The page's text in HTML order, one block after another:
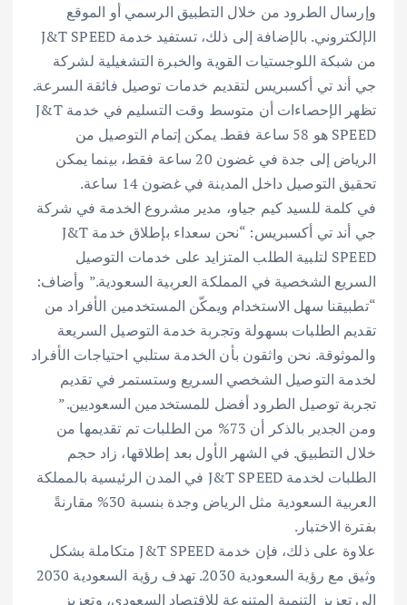
وإرسال الطرود من خلال التطبيق الرسمي أو الموقع
الإلكتروني. بالإضافة إلى ذلك، تستفيد خدمة J&T SPEED
من شبكة اللوجستيات القوية والخبرة التشغيلية لشركة
جي أند تي أكسبريس لتقديم خدمات توصيل فائقة السرعة.
تظهر الإحصاءات أن متوسط وقت التسليم في خدمة J&T
SPEED هو 58 ساعة فقط. يمكن إتمام التوصيل من
الرياض إلى جدة في غضون 20 ساعة فقط، بينما يمكن
تحقيق التوصيل داخل المدينة في غضون 14 ساعة.
في كلمة للسيد كيم جياو، مدير مشروع الخدمة في شركة
جي أند تي أكسبريس: “نحن سعداء بإطلاق خدمة J&T
SPEED لتلبية الطلب المتزايد على خدمات التوصيل
السريع الشخصية في المملكة العربية السعودية.” وأضاف:
“تطبيقنا سهل الاستخدام ويمكّن المستخدمين الأفراد من
تقديم الطلبات بسهولة وتجربة خدمة التوصيل السريعة
والموثوقة. نحن واثقون بأن الخدمة ستلبي احتياجات الأفراد
لخدمة التوصيل الشخصي السريع وستستمر في تقديم
تجربة توصيل الطرود أفضل للمستخدمين السعوديين.”
ومن الجدير بالذكر أن 73% من الطلبات تم تقديمها من
خلال التطبيق. في الشهر الأول بعد إطلاقها، زاد حجم
الطلبات لخدمة J&T SPEED في المدن الرئيسية بالمملكة
العربية السعودية مثل الرياض وجدة بنسبة 30% مقارنةً
بفترة الاختبار.
علاوة على ذلك، فإن خدمة J&T SPEED متكاملة بشكل
وثيق مع رؤية السعودية 2030. تهدف رؤية السعودية 2030
إلى تعزيز التنمية المتنوعة للاقتصاد السعودي، وتعزيز